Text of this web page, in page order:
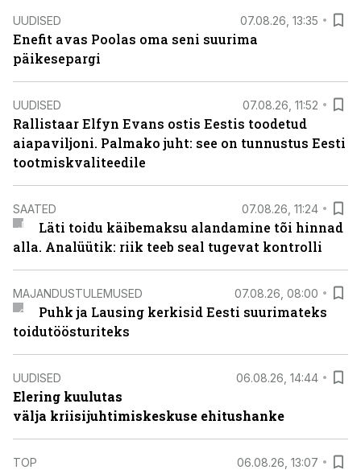
UUDISED 07.08.26, 13:35
Enefit avas Poolas oma seni suurima
päikesepargi
UUDISED 07.08.26, 11:52
Rallistaar Elfyn Evans ostis Eestis toodetud
aiapaviljoni. Palmako juht: see on tunnustus Eesti
tootmiskvaliteedile
SAATED 07.08.26, 11:24
Läti toidu käibemaksu alandamine tõi hinnad
alla. Analüütik: riik teeb seal tugevat kontrolli
MAJANDUSTULEMUSED 07.08.26, 08:00
Puhk ja Lausing kerkisid Eesti suurimateks
toidutöösturiteks
UUDISED 06.08.26, 14:44
Elering kuulutas
välja kriisijuhtimiskeskuse ehitushanke
TOP 06.08.26, 13:07